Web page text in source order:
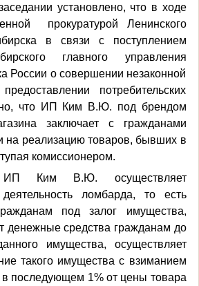
установлено, что в ходе
прокуратурой Ленинского
в связи с поступлением
главного управления
России о совершении незаконной
потребительских
что ИП Ким В.Ю. под брендом
заключает с гражданами
на реализацию товаров, бывших в
комиссионером.
ИП Ким В.Ю. осуществляет
ломбарда, то есть
под залог имущества,
денежные средства гражданам до
имущества, осуществляет
такого имущества с взиманием
в последующем 1% от цены товара